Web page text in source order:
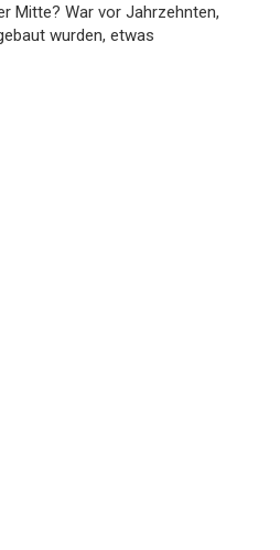
Mitte? War vor Jahrzehnten,
wurden, etwas